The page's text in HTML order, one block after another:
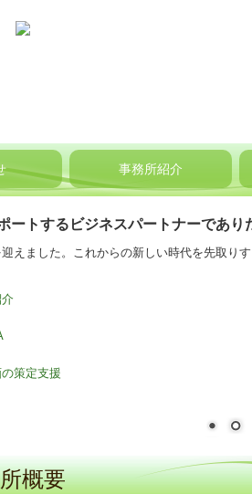
事務所紹介
ートするビジネスパートナーであり
えました。これからの新しい時代を先取り
概要